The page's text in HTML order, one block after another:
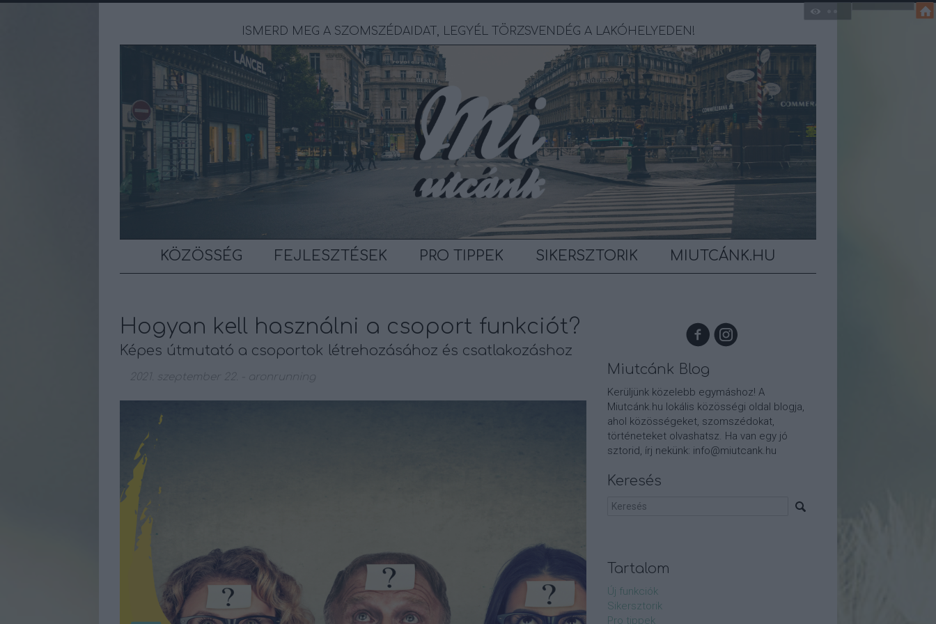
ISMERD MEG A SZOMSZÉDAIDAT, LEGYÉL TÖRZSVENDÉG A LAKÓHELYEDEN!
KÖZÖSSÉG FEJLESZTÉSEK PRO TIPPEK SIKERSZTORIK MIUTCÁNK.HU
Hogyan kell használni a csoport funkciót?
Képes útmutató a csoportok létrehozásához és csatlakozáshoz
2021. szeptember 22. aronrunning Miutcánk Blog
Kerüljünk közelebb egymáshoz! A
Miutcánk.hu lokális közösségi oldal blogja,
ahol közösségeket, szomszédokat,
történeteket olvashatsz. Ha van egy jó
sztorid, írj nekünk: info@miutcank.hu
Keresés
Tartalom
Új funkciók
Sikersztorik
Pro tippek